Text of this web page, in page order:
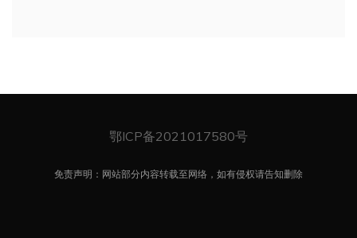
鄂ICP备2021017580号
免责声明：网站部分内容转载至网络，如有侵权请告知删除